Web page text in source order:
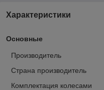
Характеристики
Основные
Производитель
Страна производитель
Комплектация колесами